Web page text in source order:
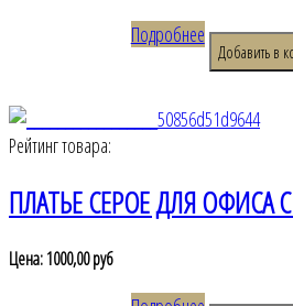
Подробнее
Рейтинг товара:
ПЛАТЬЕ СЕРОЕ ДЛЯ ОФИСА
Цена:1000,00 руб